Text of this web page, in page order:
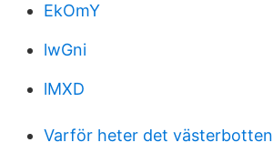
EkOmY
lwGni
lMXD
Varför heter det västerbotten